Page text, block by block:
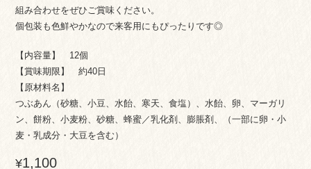
組み合わせをぜひご賞味ください。
個包装も色鮮やかなので来客用にもぴったりです◎
【内容量】 12個
【賞味期限】 約40日
【原材料名】
つぶあん（砂糖、小豆、水飴、寒天、食塩）、水飴、卵、マーガリ
ン、餅粉、小麦粉、砂糖、蜂蜜／乳化剤、膨脹剤、（一部に卵・小
麦・乳成分・大豆を含む）
¥1,100